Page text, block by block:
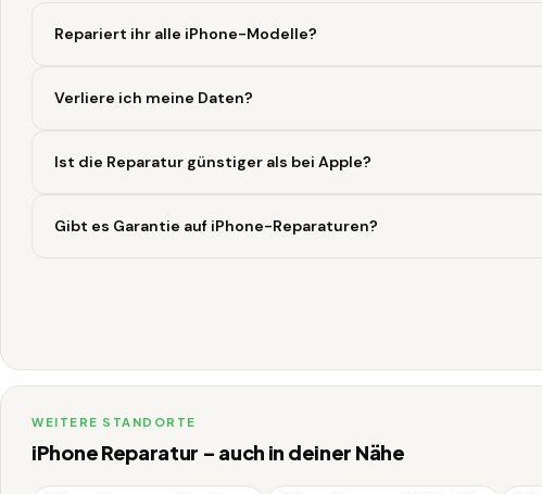
Repariert ihr alle iPhone-Modelle?
Verliere ich meine Daten?
Ist die Reparatur günstiger als bei Apple?
Gibt es Garantie auf iPhone-Reparaturen?
WEITERE STANDORTE
iPhone Reparatur – auch in deiner Nähe